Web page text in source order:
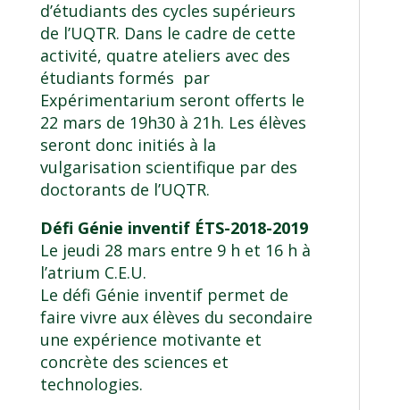
d’étudiants des cycles supérieurs
de l’UQTR. Dans le cadre de cette
activité, quatre ateliers avec des
étudiants formés par
Expérimentarium seront offerts le
22 mars de 19h30 à 21h. Les élèves
seront donc initiés à la
vulgarisation scientifique par des
doctorants de l’UQTR.
Défi Génie inventif ÉTS-2018-2019
Le jeudi 28 mars entre 9 h et 16 h à
l’atrium C.E.U.
Le défi Génie inventif permet de
faire vivre aux élèves du secondaire
une expérience motivante et
concrète des sciences et
technologies.